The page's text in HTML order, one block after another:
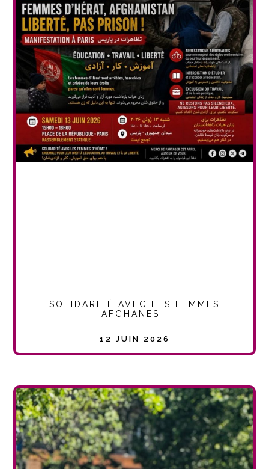
SOLIDARITÉ AVEC LES FEMMES
AFGHANES !
12 JUIN 2026